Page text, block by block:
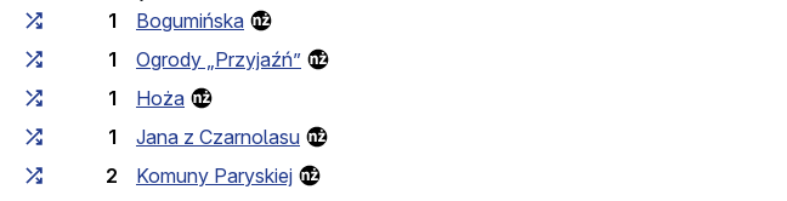
1
Bogumińska
1
Ogrody „Przyjaźń”
1
Hoża
1
Jana z Czarnolasu
2
Komuny Paryskiej